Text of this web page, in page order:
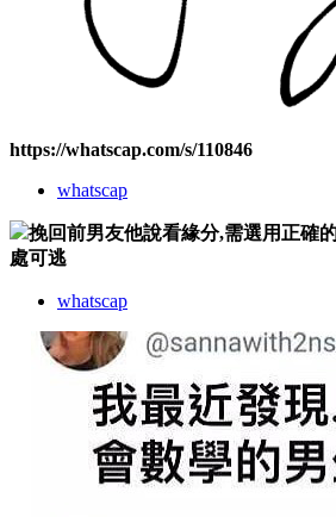
https://whatscap.com/s/110846
whatscap
挽回前男友他說看緣分,需選用正確
處可逃
whatscap